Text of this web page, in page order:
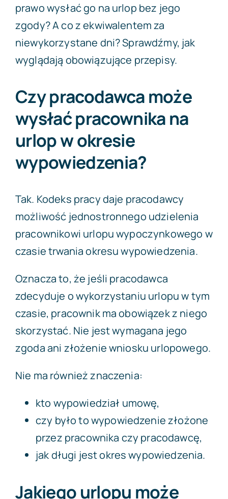
prawo wysłać go na urlop bez jego
zgody? A co z ekwiwalentem za
niewykorzystane dni? Sprawdźmy, jak
wyglądają obowiązujące przepisy.
Czy pracodawca może
wysłać pracownika na
urlop w okresie
wypowiedzenia?
Tak. Kodeks pracy daje pracodawcy
możliwość jednostronnego udzielenia
pracownikowi urlopu wypoczynkowego w
czasie trwania okresu wypowiedzenia.
Oznacza to, że jeśli pracodawca
zdecyduje o wykorzystaniu urlopu w tym
czasie, pracownik ma obowiązek z niego
skorzystać. Nie jest wymagana jego
zgoda ani złożenie wniosku urlopowego.
Nie ma również znaczenia:
kto wypowiedział umowę,
czy było to wypowiedzenie złożone
przez pracownika czy pracodawcę,
jak długi jest okres wypowiedzenia.
Jakiego urlopu może